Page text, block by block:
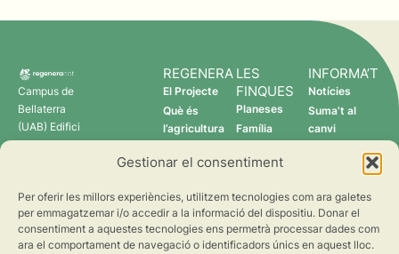
Gestionar el consentiment
Per oferir les millors experiències, utilitzem tecnologies com ara galetes
per emmagatzemar i/o accedir a la informació del dispositiu. Donar el
consentiment a aquestes tecnologies ens permetrà processar dades com
ara el comportament de navegació o identificadors únics en aquest lloc.
Campus de
Bellaterra
(UAB) Edifici
C 08193
regenera@creaf.uab.cat
REGENERA
El Projecte
Què és
l’agricultura
Qui som
LES
FINQUES
Planeses
Família
Verdcamp
Pomona
Fruits
INFORMA’T
Notícies
Suma’t al
canvi